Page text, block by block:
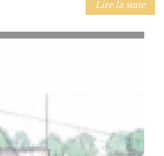
Lire la suite